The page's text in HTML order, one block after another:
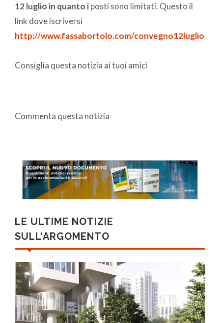
12 luglio in quanto iposti sono limitati. Questo il
link dove iscriversi
http://www.fassabortolo.com/convegno12luglio
Consiglia questa notizia ai tuoi amici
Commenta questa notizia
LE ULTIME NOTIZIE
SULL’ARGOMENTO